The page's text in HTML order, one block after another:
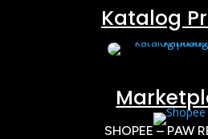
Katalog
SHOPEE – PAW